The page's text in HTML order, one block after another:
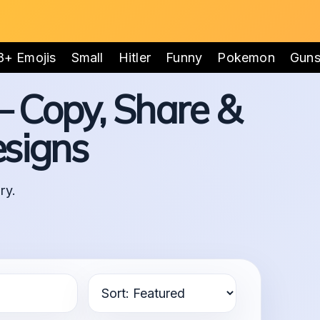
Emojis Small Hitler Funny Pokemon Guns
Share &